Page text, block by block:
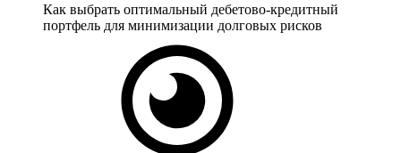
Как выбрать оптимальный дебетово-кредитный
портфель для минимизации долговых рисков